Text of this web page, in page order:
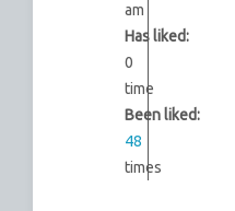
am
Has liked:
0
time
Been liked:
48
times